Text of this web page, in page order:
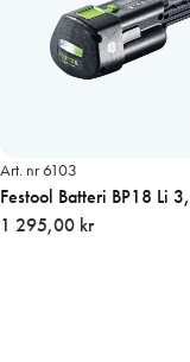
Art. nr 6103
Festool Batteri BP18 Li
1 295,00 kr